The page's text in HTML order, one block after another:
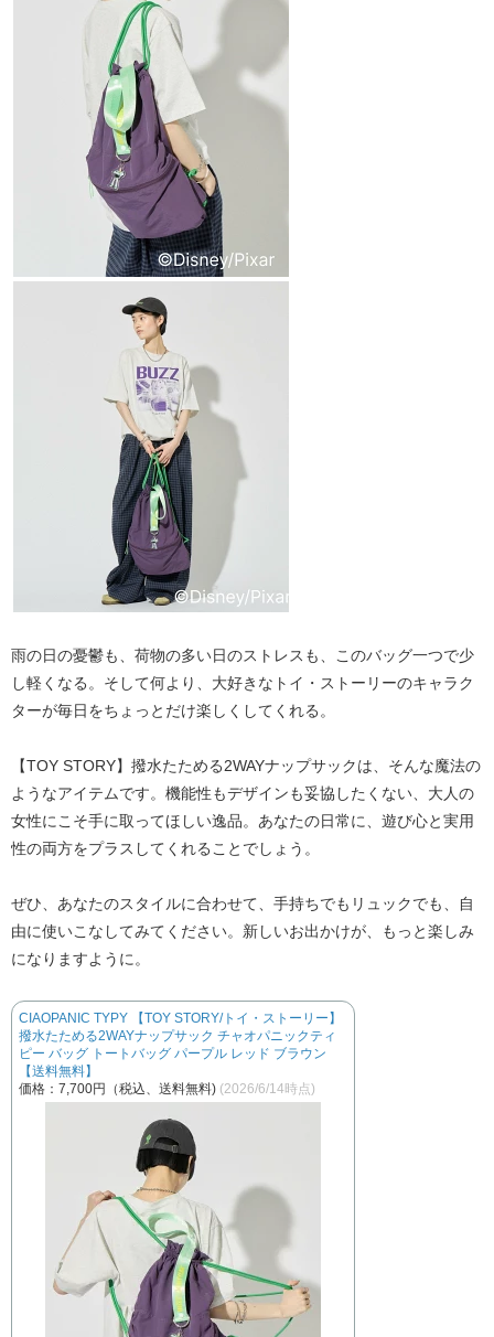
雨の日の憂鬱も、荷物の多い日のストレスも、このバッグ一つで少
し軽くなる。そして何より、大好きなトイ・ストーリーのキャラク
ターが毎日をちょっとだけ楽しくしてくれる。
【TOY STORY】撥水たためる2WAYナップサックは、そんな魔法の
ようなアイテムです。機能性もデザインも妥協したくない、大人の
女性にこそ手に取ってほしい逸品。あなたの日常に、遊び心と実用
性の両方をプラスしてくれることでしょう。
ぜひ、あなたのスタイルに合わせて、手持ちでもリュックでも、自
由に使いこなしてみてください。新しいお出かけが、もっと楽しみ
になりますように。
CIAOPANIC TYPY 【TOY STORY/トイ・ストーリー】
撥水たためる2WAYナップサック チャオパニックティ
ピー バッグ トートバッグ パープル レッド ブラウン
【送料無料】
価格：7,700円（税込、送料無料) (2026/6/14時点)